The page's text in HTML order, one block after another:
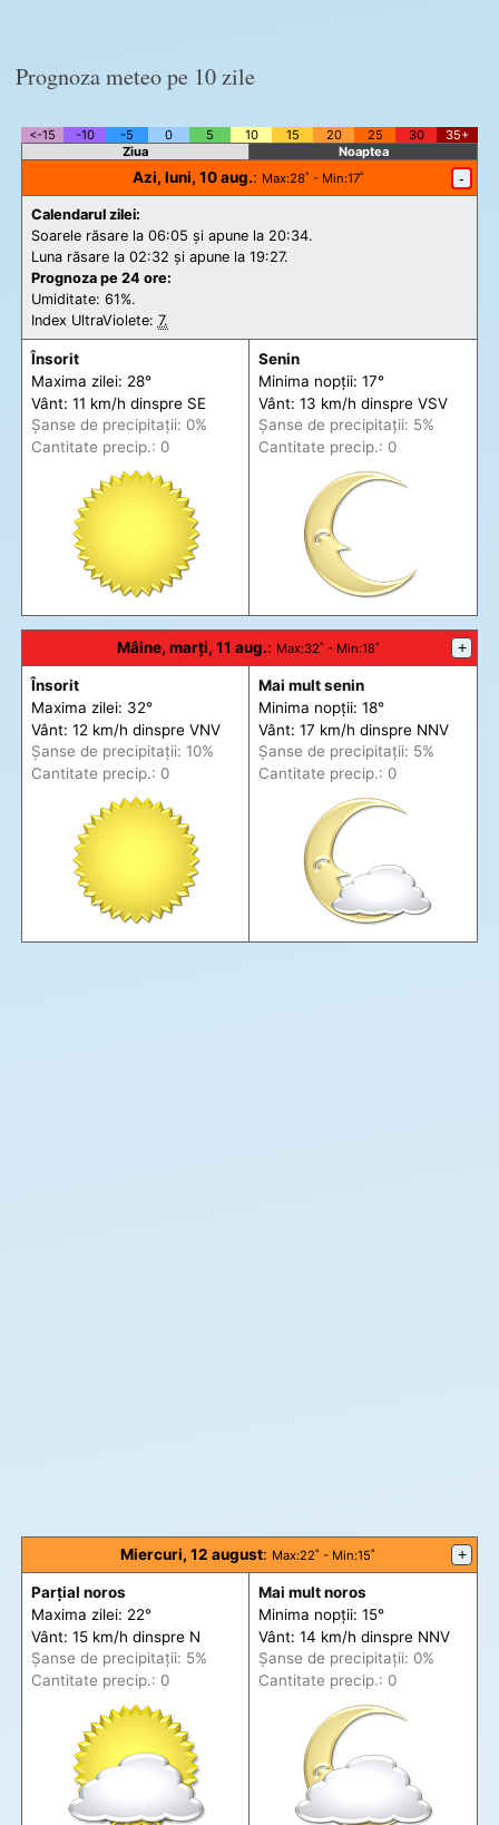
Prognoza meteo pe 10 zile
<-15 -10 -5 0 5 10 15 20 25 30
35+
Ziua
Noaptea
Azi, luni, 10 aug.: Max:28˚ - Min:17˚ -
Calendarul zilei:
Soarele răsare la 06:05 și apune la 20:34.
Luna răsare la 02:32 și apune la 19:27.
Prognoza pe 24 ore:
Umiditate: 61%.
Index UltraViolete: 7.
Însorit
Maxima zilei: 28°
Vânt: 11 km/h dinspre SE
Șanse de precipitații: 0%
Cantitate precip.: 0
Senin
Minima nopții: 17°
Vânt: 13 km/h dinspre VSV
Șanse de precipitații: 5%
Cantitate precip.: 0
Mâine, marți, 11 aug.: Max:32˚ - Min:18˚ +
Însorit
Maxima zilei: 32°
Vânt: 12 km/h dinspre VNV
Șanse de precipitații: 10%
Cantitate precip.: 0
Mai mult senin
Minima nopții: 18°
Vânt: 17 km/h dinspre NNV
Șanse de precipitații: 5%
Cantitate precip.: 0
Miercuri, 12 august: Max:22˚ - Min:15˚ +
Parțial noros
Maxima zilei: 22°
Vânt: 15 km/h dinspre N
Șanse de precipitații: 5%
Cantitate precip.: 0
Mai mult noros
Minima nopții: 15°
Vânt: 14 km/h dinspre NNV
Șanse de precipitații: 0%
Cantitate precip.: 0